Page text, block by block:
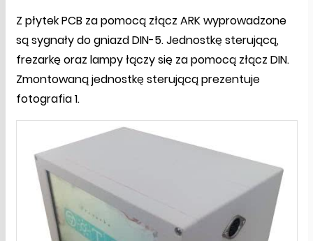
Z płytek PCB za pomocą złącz ARK wyprowadzone
są sygnały do gniazd DIN-5. Jednostkę sterującą,
frezarkę oraz lampy łączy się za pomocą złącz DIN.
Zmontowaną jednostkę sterującą prezentuje
fotografia 1.